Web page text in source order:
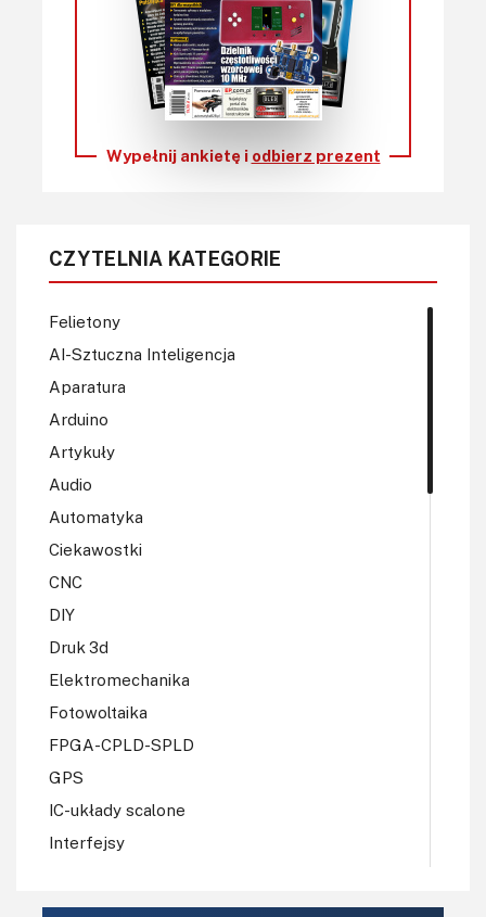
Wypełnij ankietę i odbierz prezent
CZYTELNIA KATEGORIE
Felietony
AI-Sztuczna Inteligencja
Aparatura
Arduino
Artykuły
Audio
Automatyka
Ciekawostki
CNC
DIY
Druk 3d
Elektromechanika
Fotowoltaika
FPGA-CPLD-SPLD
GPS
IC-układy scalone
Interfejsy
Konkursy